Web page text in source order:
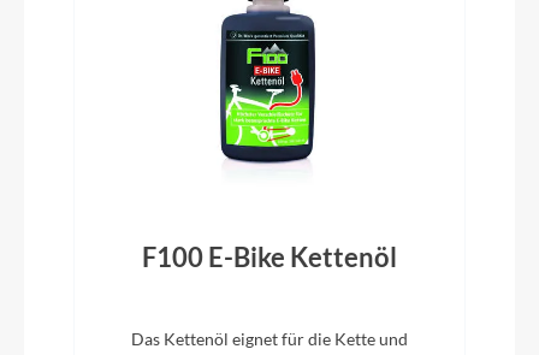
Satori Viper
Rahmentyp
Garvelbike
2025
BGM Allroad, Centerlock, Disc, 12x142 mm
F100 E-Bike Kettenöl
Das Kettenöl eignet für die Kette und